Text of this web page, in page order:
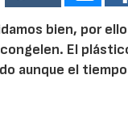
bien, por
El
aunque el